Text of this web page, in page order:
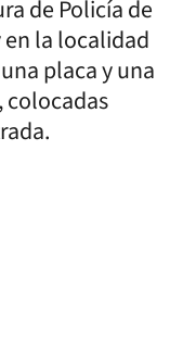
de Policía de
la localidad
placa y una